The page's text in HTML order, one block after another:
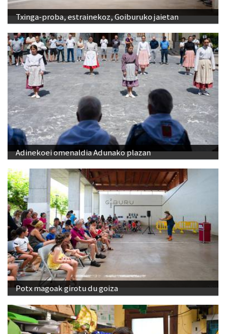
Txinga-proba, estrainekoz, Goiburuko jaietan
Adinekoei omenaldia Adunako plazan
Potx magoak girotu du goiza